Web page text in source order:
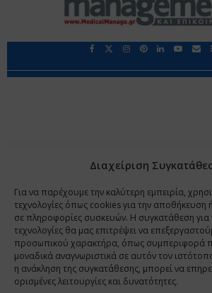
Διαχείριση
Για να παρέχουμε την καλύτερη εμπειρία,
τεχνολογίες όπως cookies για την αποθήκευση
σε πληροφορίες συσκευών. Η συγκατάθεση για
τεχνολογίες θα μας επιτρέψει να
προσωπικού χαρακτήρα, όπως συμπεριφορά
μοναδικά αναγνωριστικά σε αυτόν τον
η ανάκληση της συγκατάθεσης, μπορεί να
ορισμένες λειτουργίες και δυνατότητες.
Copyright 2009 - 2026 © Χαραμή
www.PharmaManage.gr •
•
www.GreekShares.com •
PharmaManage.gr •